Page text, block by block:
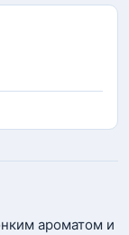
ароматом и